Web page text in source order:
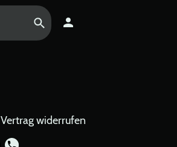
Vertrag widerrufen